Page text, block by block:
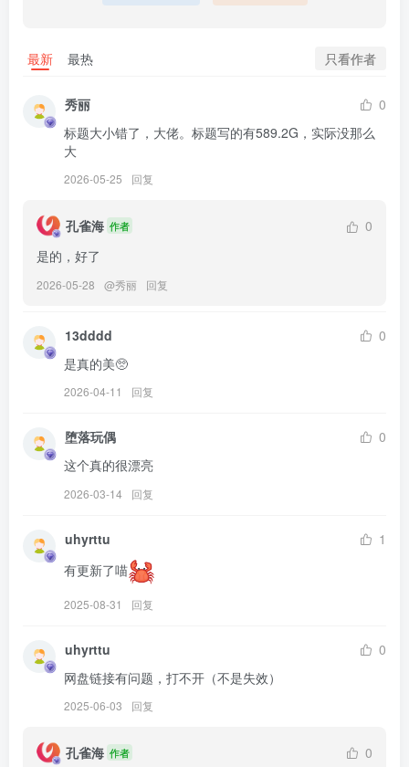
けん研(けんけん) – NO.083 夕阳西下 竞泳泳装[200P-1.27G]
[2.27]
けん研(けんけん) – NO.082 キミノイロ[150P-862.1M]
けん研(けんけん) – NO.080 忍法 色诱之术 DL写真集[162P-363M]
けん研(けんけん) – NO.079 BLACK LADY[53P-268.7M]
[9.24]
けん研(けんけん) – NO.076 nukumori[180P-648.1M]
[9.8]
[7.4]
最新 最热 只看作者
秀丽
0
标题大小错了，大佬。标题写的有589.2G，实际没那么
大
2026-05-25 回复
孔雀海 作者
0
是的，好了
2026-05-28 @秀丽 回复
13dddd
0
是真的美🥺
2026-04-11 回复
堕落玩偶
0
这个真的很漂亮
2026-03-14 回复
uhyrttu
1
有更新了喵
2025-08-31 回复
uhyrttu
0
网盘链接有问题，打不开（不是失效）
2025-06-03 回复
孔雀海 作者
0